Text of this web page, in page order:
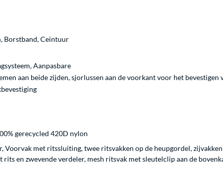
Borstband, Ceintuur
Aanpasbare
aan beide zijden, sjorlussen aan de voorkant voor het
gerecycled 420D nylon
Voorvak met ritssluiting, twee ritsvakken op de heupgordel,
rits en zwevende verdeler, mesh ritsvak met sleutelclip aan de